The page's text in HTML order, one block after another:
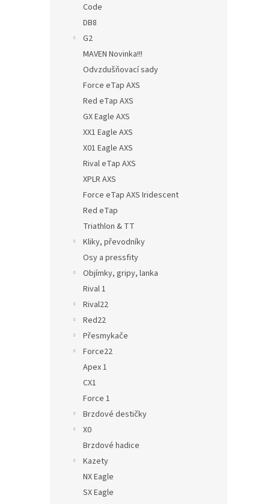
Code
DB8
G2
MAVEN Novinka!!!
Odvzdušňovací sady
Force eTap AXS
Red eTap AXS
GX Eagle AXS
XX1 Eagle AXS
X01 Eagle AXS
Rival eTap AXS
XPLR AXS
Force eTap AXS Iridescent
Red eTap
Triathlon & TT
Kliky, převodníky
Osy a pressfity
Objímky, gripy, lanka
Rival 1
Rival22
Red22
Přesmykače
Force22
Apex 1
CX1
Force 1
Brzdové destičky
X0
Brzdové hadice
Kazety
NX Eagle
SX Eagle